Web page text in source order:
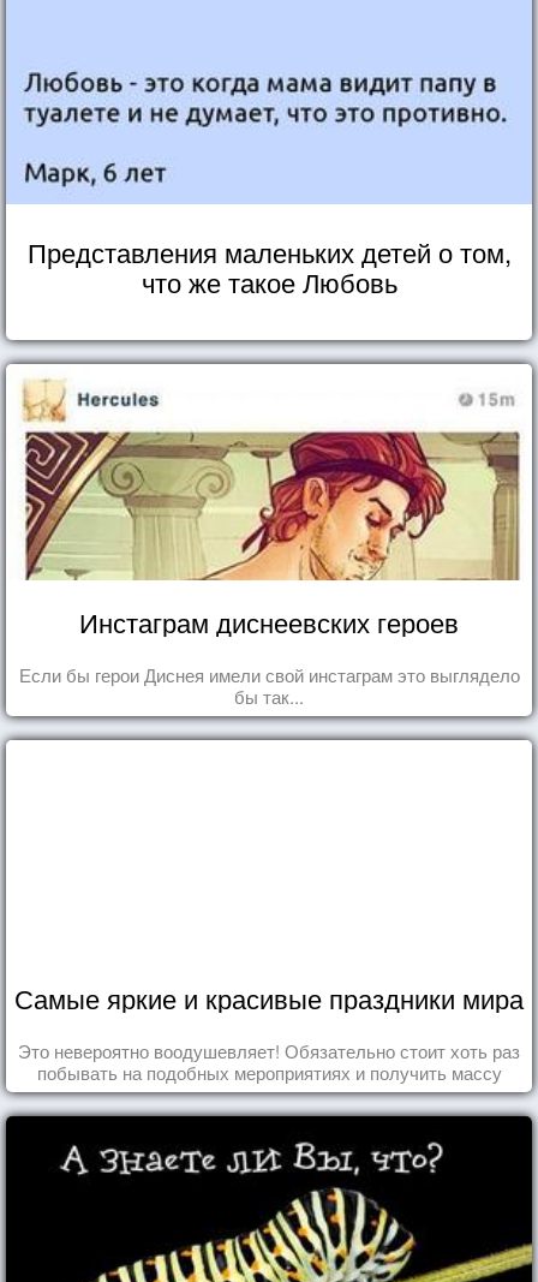
Представления маленьких детей о том,
что же такое Любовь
Инстаграм диснеевских героев
Если бы герои Диснея имели свой инстаграм это выглядело
бы так...
Самые яркие и красивые праздники мира
Это невероятно воодушевляет! Обязательно стоит хоть раз
побывать на подобных мероприятиях и получить массу
впечатлений!